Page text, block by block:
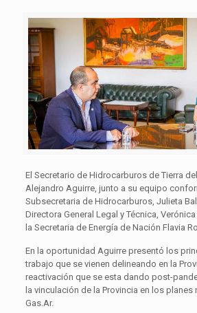
El Secretario de Hidrocarburos de Tierra
Alejandro Aguirre, junto a su equipo
Subsecretaria de Hidrocarburos, Julieta
Directora General Legal y Técnica,
la Secretaria de Energía de Nación Flavia
En la oportunidad Aguirre presentó los
trabajo que se vienen delineando en la
reactivación que se esta dando post-
la vinculación de la Provincia en los planes
Gas.Ar.